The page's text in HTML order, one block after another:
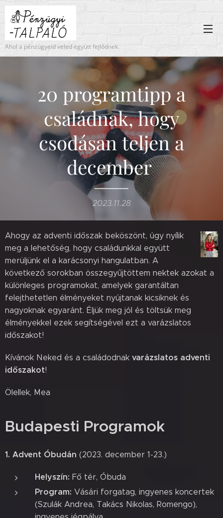
Ahol a pénzügyeid veled együtt fejlődnek.
20 programtipp a
családnak, hogy
csodásan teljen a
december
2023.11.28
Ahogy az adventi időszak beköszönt, úgy nyílik
meg a lehetőség, hogy családunkkal együtt
merüljünk el a karácsonyi hangulatban. A
következő sorokban összegyűjtöttem nektek azokat a
különleges programokat, amelyek garantáltan
felejthetetlen élményeket nyújtanak kicsiknek és
nagyoknak egyaránt. Éljük meg jól és töltsük meg
élményekkel ezek segítségével ezt a varázslatos
időszakot! 🌟🎄🎁✨
Kívánok Neked és a családodnak varázslatos adventi
időszakot!
Ölellek, Mea
Budapesti Programok
1. Advent Óbudán (2023. december 1-23.)
Helyszín: Fő tér, Óbuda
Program: Vásári forgatag, ingyenes koncertek
(Szulák Andrea, Takács Nikolas, Romengo),